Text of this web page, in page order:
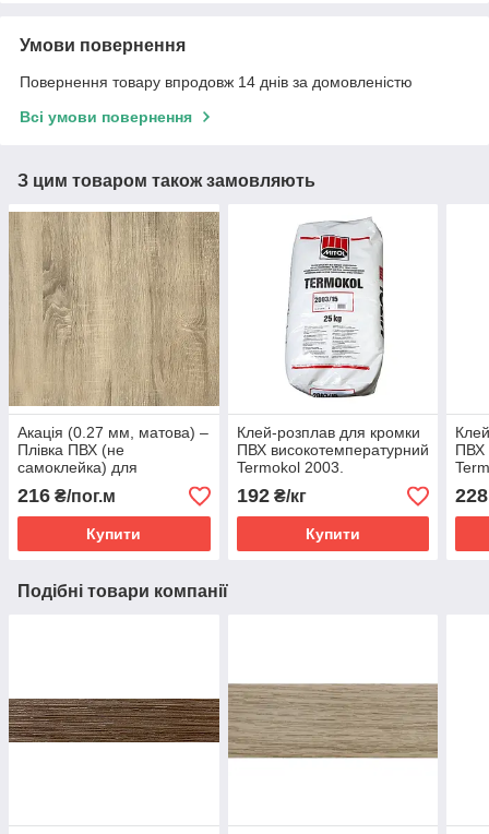
Умови повернення
Повернення товару впродовж 14 днів за домовленістю
Всі умови повернення
З цим товаром також замовляють
Акація (0.27 мм, матова) ‒
Плівка ПВХ (не
самоклейка) для
пресування на МДФ
216 ₴/пог.м
Купити
Клей-розплав для кромки
ПВХ високотемпературний
Termokol 2003.
192₴/кг
Купити
ПВХ
228
Подібні товари компанії